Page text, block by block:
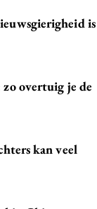
is
overtuig je de
kan veel